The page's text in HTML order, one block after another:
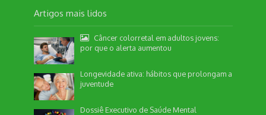
Artigos mais lidos
Câncer colorretal em adultos jovens:
por que o alerta aumentou
Longevidade ativa: hábitos que prolongam a
juventude
Dossiê Executivo de Saúde Mental
Nossa equipe de suporte ao cliente está aqui
para responder às suas perguntas. Informe se